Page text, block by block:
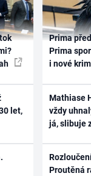
let,
Prima
Prima
i nové
Mathiase
vždy
já, slibuje
Proutěná